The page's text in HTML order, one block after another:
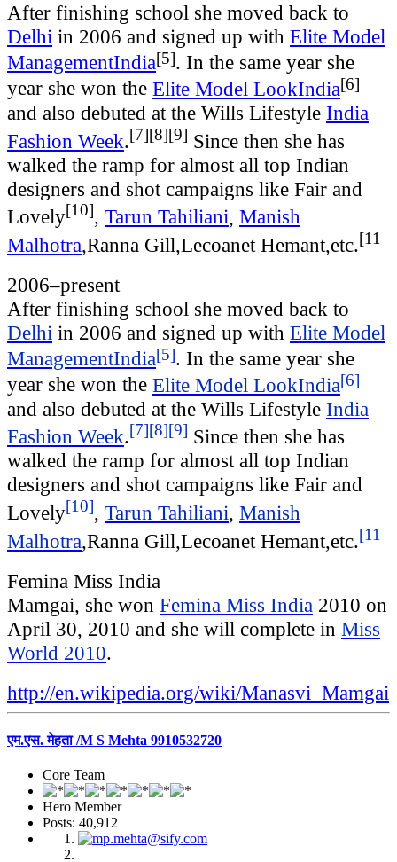
After finishing school she moved back to
Delhi in 2006 and signed up with Elite Model
ManagementIndia[5]. In the same year she
year she won the Elite Model LookIndia[6]
and also debuted at the Wills Lifestyle India
Fashion Week.[7][8][9] Since then she has
walked the ramp for almost all top Indian
designers and shot campaigns like Fair and
Lovely[10], Tarun Tahiliani, Manish
Malhotra,Ranna Gill,Lecoanet Hemant,etc.[11
2006–present
After finishing school she moved back to
Delhi in 2006 and signed up with Elite Model
ManagementIndia[5]. In the same year she
year she won the Elite Model LookIndia[6]
and also debuted at the Wills Lifestyle India
Fashion Week.[7][8][9] Since then she has
walked the ramp for almost all top Indian
designers and shot campaigns like Fair and
Lovely[10], Tarun Tahiliani, Manish
Malhotra,Ranna Gill,Lecoanet Hemant,etc.[11
Femina Miss India
Mamgai, she won Femina Miss India 2010 on
April 30, 2010 and she will complete in Miss
World 2010.
http://en.wikipedia.org/wiki/Manasvi_Mamgai
एम.एस. मेहता /M S Mehta 9910532720
Core Team
Hero Member
Posts: 40,912